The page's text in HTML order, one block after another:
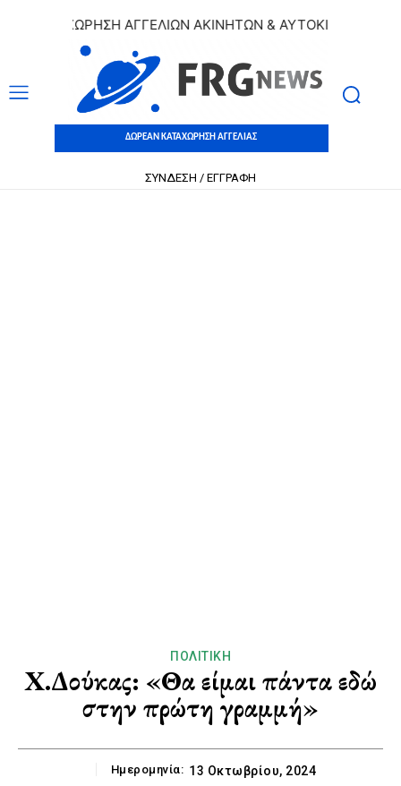
ΚΑΤΑΧΩΡΗΣΗ ΑΓΓΕΛΙΩΝ ΑΚΙΝΗΤΩΝ & ΑΥΤΟΚΙΝΗΤΩΝ |
ΔΩΡΕΑΝ ΚΑΤΑΧΩΡΗΣΗ ΑΓΓΕΛΙΑΣ
ΣΥΝΔΕΣΗ / ΕΓΓΡΑΦΗ
ΠΟΛΙΤΙΚΉ
Χ.Δούκας: «Θα είμαι πάντα εδώ
στην πρώτη γραμμή»
Ημερομηνία: 13 Οκτωβρίου, 2024